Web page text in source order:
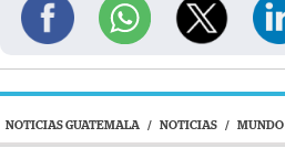
NOTICIAS GUATEMALA / NOTICIAS / MUNDO